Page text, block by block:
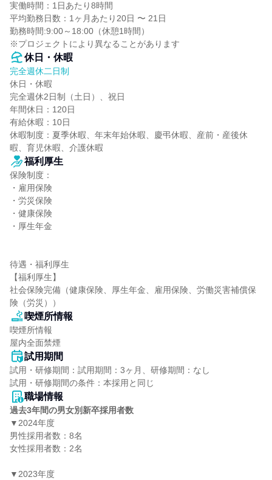
実働時間：1日あたり8時間
平均勤務日数：1ヶ月あたり20日 〜 21日
勤務時間:9:00～18:00（休憩1時間）
※プロジェクトにより異なることがあります
休日・休暇
完全週休二日制
休日・休暇
完全週休2日制（土日）、祝日
年間休日：120日
有給休暇：10日
休暇制度：夏季休暇、年末年始休暇、慶弔休暇、産前・産後休
暇、育児休暇、介護休暇
福利厚生
保険制度：
・雇用保険
・労災保険
・健康保険
・厚生年金
待遇・福利厚生
【福利厚生】
社会保険完備（健康保険、厚生年金、雇用保険、労働災害補償保
険（労災））
喫煙所情報
喫煙所情報
屋内全面禁煙
試用期間
試用・研修期間：試用期間：3ヶ月、研修期間：なし
職場情報
過去3年間の男女別新卒採用者数
▼2024年度
男性採用者数：8名
女性採用者数：2名
▼2023年度